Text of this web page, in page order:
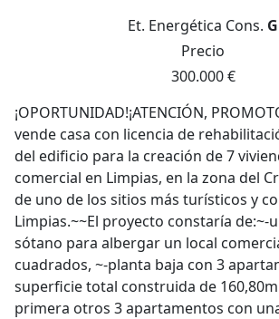
Et. Energética Cons. G
Precio
300.000 €
¡OPORTUNIDAD!¡ATENCIÓN,
vende casa con licencia de
del edificio para la creación de 7
comercial en Limpias, en la zona del
de uno de los sitios más turísticos y
Limpias.~~El proyecto constaría de:~-
sótano para albergar un local
cuadrados, ~-planta baja con 3
superficie total construida de
primera otros 3 apartamentos con